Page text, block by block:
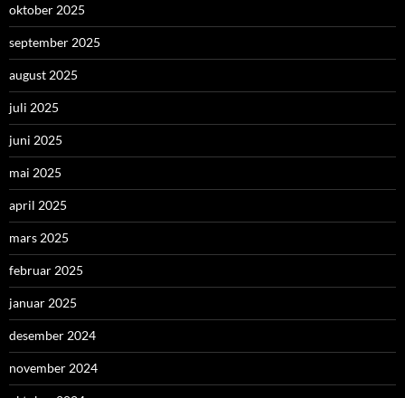
oktober 2025
september 2025
august 2025
juli 2025
juni 2025
mai 2025
april 2025
mars 2025
februar 2025
januar 2025
desember 2024
november 2024